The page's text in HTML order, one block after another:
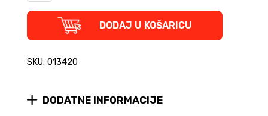
the
Boogaloou
DODAJ U KOŠARICU
SKU: 013420
DODATNE INFORMACIJE